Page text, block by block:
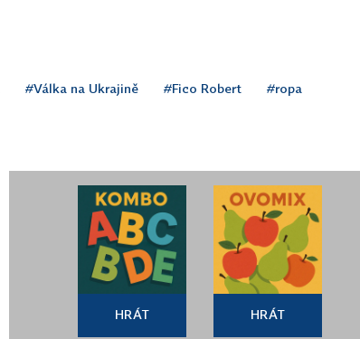
#Válka na Ukrajině #Fico Robert #ropa
HRÁT HRÁT